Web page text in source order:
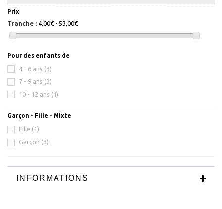
Prix
Tranche : 4,00€ - 53,00€
Pour des enfants de
4 - 6 ans (3)
7 - 9 ans (3)
10 - 12 ans (1)
Garçon - Fille - Mixte
Fille (1)
Garçon (3)
INFORMATIONS